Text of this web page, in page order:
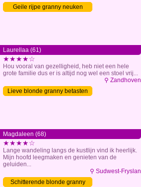
Geile rijpe granny neuken
Laurellaa (61)
★★★★☆
Hou vooral van gezelligheid, heb niet een hele
grote familie dus er is altijd nog wel een stoel vrij...
⚲ Zandhoven
Lieve blonde granny betasten
Magdaleen (68)
★★★★☆
Lange wandeling langs de kustlijn vind ik heerlijk.
Mijn hoofd leegmaken en genieten van de
geluiden...
⚲ Sudwest-Fryslan
Schitterende blonde granny